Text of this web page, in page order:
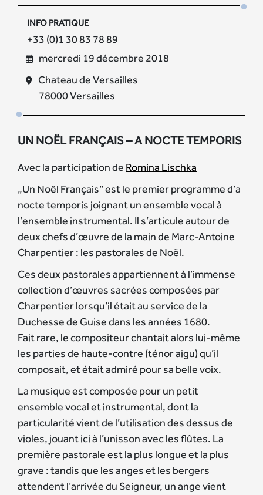
INFO PRATIQUE
+33 (0)1 30 83 78 89
mercredi 19 décembre 2018
Chateau de Versailles
78000 Versailles
UN NOËL FRANÇAIS – A NOCTE TEMPORIS
Avec la participation de Romina Lischka
„Un Noël Français“ est le premier programme d’a
nocte temporis joignant un ensemble vocal à
l’ensemble instrumental. Il s’articule autour de
deux chefs d’œuvre de la main de Marc-Antoine
Charpentier : les pastorales de Noël.
Ces deux pastorales appartiennent à l’immense
collection d’œuvres sacrées composées par
Charpentier lorsqu’il était au service de la
Duchesse de Guise dans les années 1680.
Fait rare, le compositeur chantait alors lui-même
les parties de haute-contre (ténor aigu) qu’il
composait, et était admiré pour sa belle voix.
La musique est composée pour un petit
ensemble vocal et instrumental, dont la
particularité vient de l’utilisation des dessus de
violes, jouant ici à l’unisson avec les flûtes. La
première pastorale est la plus longue et la plus
grave : tandis que les anges et les bergers
attendent l’arrivée du Seigneur, un ange vient